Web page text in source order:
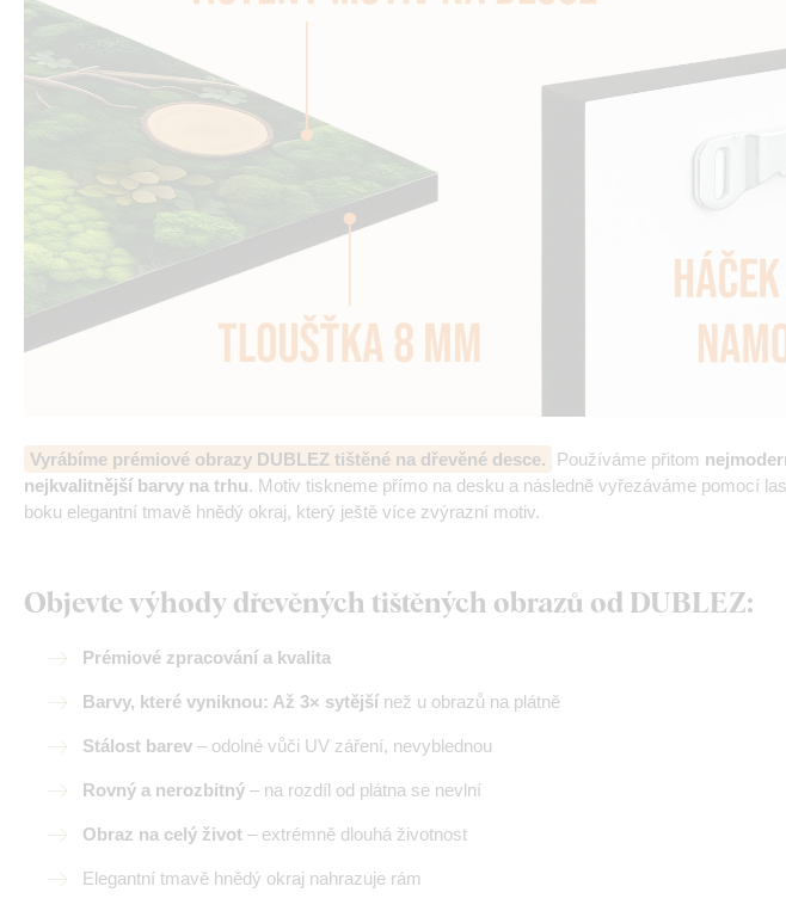
Vyrábíme prémiové obrazy DUBLEZ tištěné na dřevěné desce. Používáme přitom
nejkvalitnější barvy na trhu. Motiv tiskneme přímo na desku a následně vyřezáváme pomocí
boku elegantní tmavě hnědý okraj, který ještě více zvýrazní motiv.
Objevte výhody dřevěných tištěných obrazů od DUBLEZ:
Prémiové zpracování a kvalita
Barvy, které vyniknou: Až 3× sytější než u obrazů na plátně
Stálost barev – odolné vůči UV záření, nevyblednou
Rovný a nerozbitný – na rozdíl od plátna se nevlní
Obraz na celý život – extrémně dlouhá životnost
Elegantní tmavě hnědý okraj nahrazuje rám